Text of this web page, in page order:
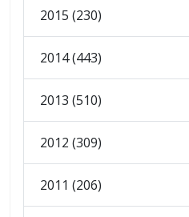
2015 (230)
2014 (443)
2013 (510)
2012 (309)
2011 (206)